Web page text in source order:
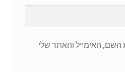
האימייל והאתר שלי